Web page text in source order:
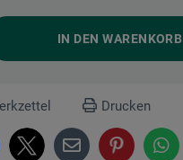
IN DEN WARENKORB
Drucken